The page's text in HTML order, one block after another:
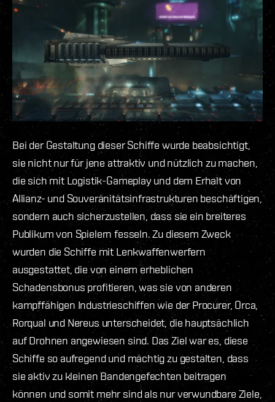
Bei der Gestaltung dieser Schiffe wurde beabsichtigt,
sie nicht nur für jene attraktiv und nützlich zu machen,
die sich mit Logistik-Gameplay und dem Erhalt von
Allianz- und Souveränitätsinfrastrukturen beschäftigen,
sondern auch sicherzustellen, dass sie ein breiteres
Publikum von Spielern fesseln. Zu diesem Zweck
wurden die Schiffe mit Lenkwaffenwerfern
ausgestattet, die von einem erheblichen
Schadensbonus profitieren, was sie von anderen
kampffähigen Industrieschiffen wie der Procurer, Orca,
Rorqual und Nereus unterscheidet, die hauptsächlich
auf Drohnen angewiesen sind. Das Ziel war es, diese
Schiffe so aufregend und mächtig zu gestalten, dass
sie aktiv zu kleinen Bandengefechten beitragen
können und somit mehr sind als nur verwundbare Ziele,